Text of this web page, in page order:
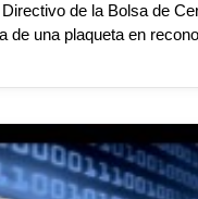
de la Bolsa de
de una plaqueta en